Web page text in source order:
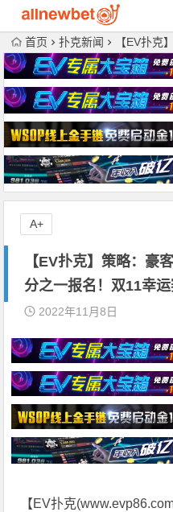
首页 扑克新闻 【EV扑克】策略
【EV扑克】策略：豪
分之一报名！双11幸
2022年11月8日
【EV扑克(
A+